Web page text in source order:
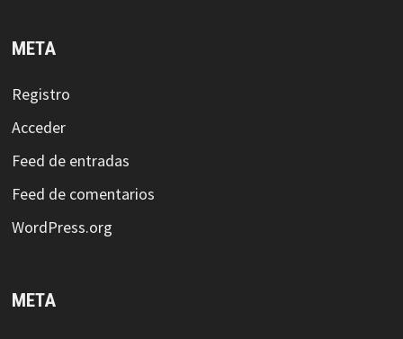
META
Registro
Acceder
Feed de entradas
Feed de comentarios
WordPress.org
META